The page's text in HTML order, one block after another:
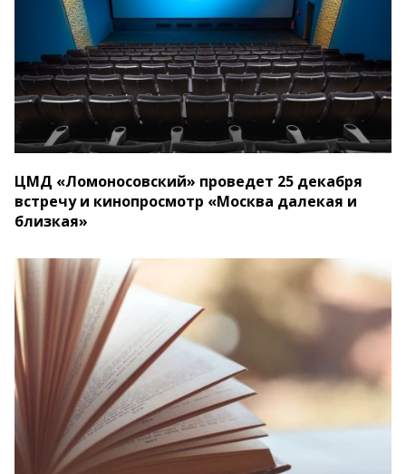
ЦМД «Ломоносовский» проведет 25 декабря
встречу и кинопросмотр «Москва далекая и
близкая»